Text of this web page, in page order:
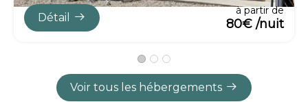
Détail
à partir de
80€ /nuit
Voir tous les hébergements